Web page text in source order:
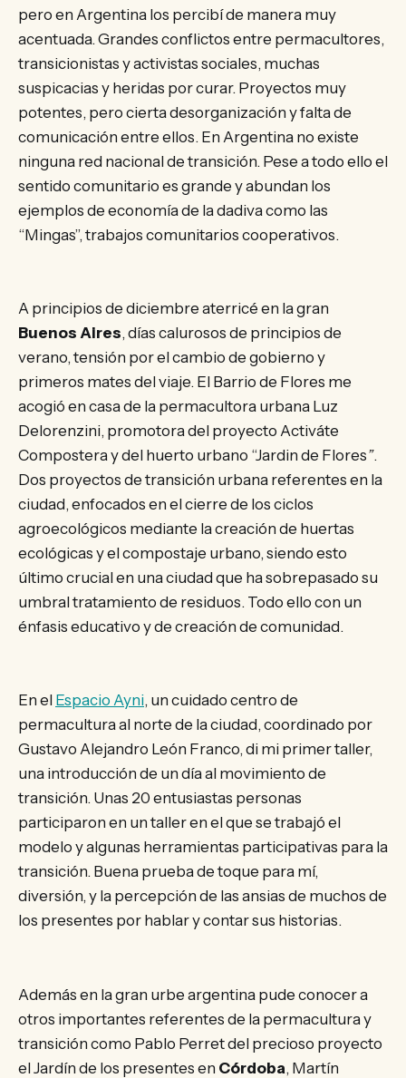
pero en Argentina los percibí de manera muy
acentuada. Grandes conflictos entre permacultores,
transicionistas y activistas sociales, muchas
suspicacias y heridas por curar. Proyectos muy
potentes, pero cierta desorganización y falta de
comunicación entre ellos. En Argentina no existe
ninguna red nacional de transición. Pese a todo ello el
sentido comunitario es grande y abundan los
ejemplos de economía de la dadiva como las
“Mingas”, trabajos comunitarios cooperativos.
A principios de diciembre aterricé en la gran
Buenos Aires, días calurosos de principios de
verano, tensión por el cambio de gobierno y
primeros mates del viaje. El Barrio de Flores me
acogió en casa de la permacultora urbana Luz
Delorenzini, promotora del proyecto Activáte
Compostera y del huerto urbano “Jardin de Flores”.
Dos proyectos de transición urbana referentes en la
ciudad, enfocados en el cierre de los ciclos
agroecológicos mediante la creación de huertas
ecológicas y el compostaje urbano, siendo esto
último crucial en una ciudad que ha sobrepasado su
umbral tratamiento de residuos. Todo ello con un
énfasis educativo y de creación de comunidad.
En el Espacio Ayni, un cuidado centro de
permacultura al norte de la ciudad, coordinado por
Gustavo Alejandro León Franco, di mi primer taller,
una introducción de un día al movimiento de
transición. Unas 20 entusiastas personas
participaron en un taller en el que se trabajó el
modelo y algunas herramientas participativas para la
transición. Buena prueba de toque para mí,
diversión, y la percepción de las ansias de muchos de
los presentes por hablar y contar sus historias.
Además en la gran urbe argentina pude conocer a
otros importantes referentes de la permacultura y
transición como Pablo Perret del precioso proyecto
el Jardín de los presentes en Córdoba, Martín